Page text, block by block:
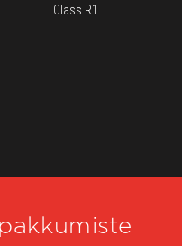
Class R1